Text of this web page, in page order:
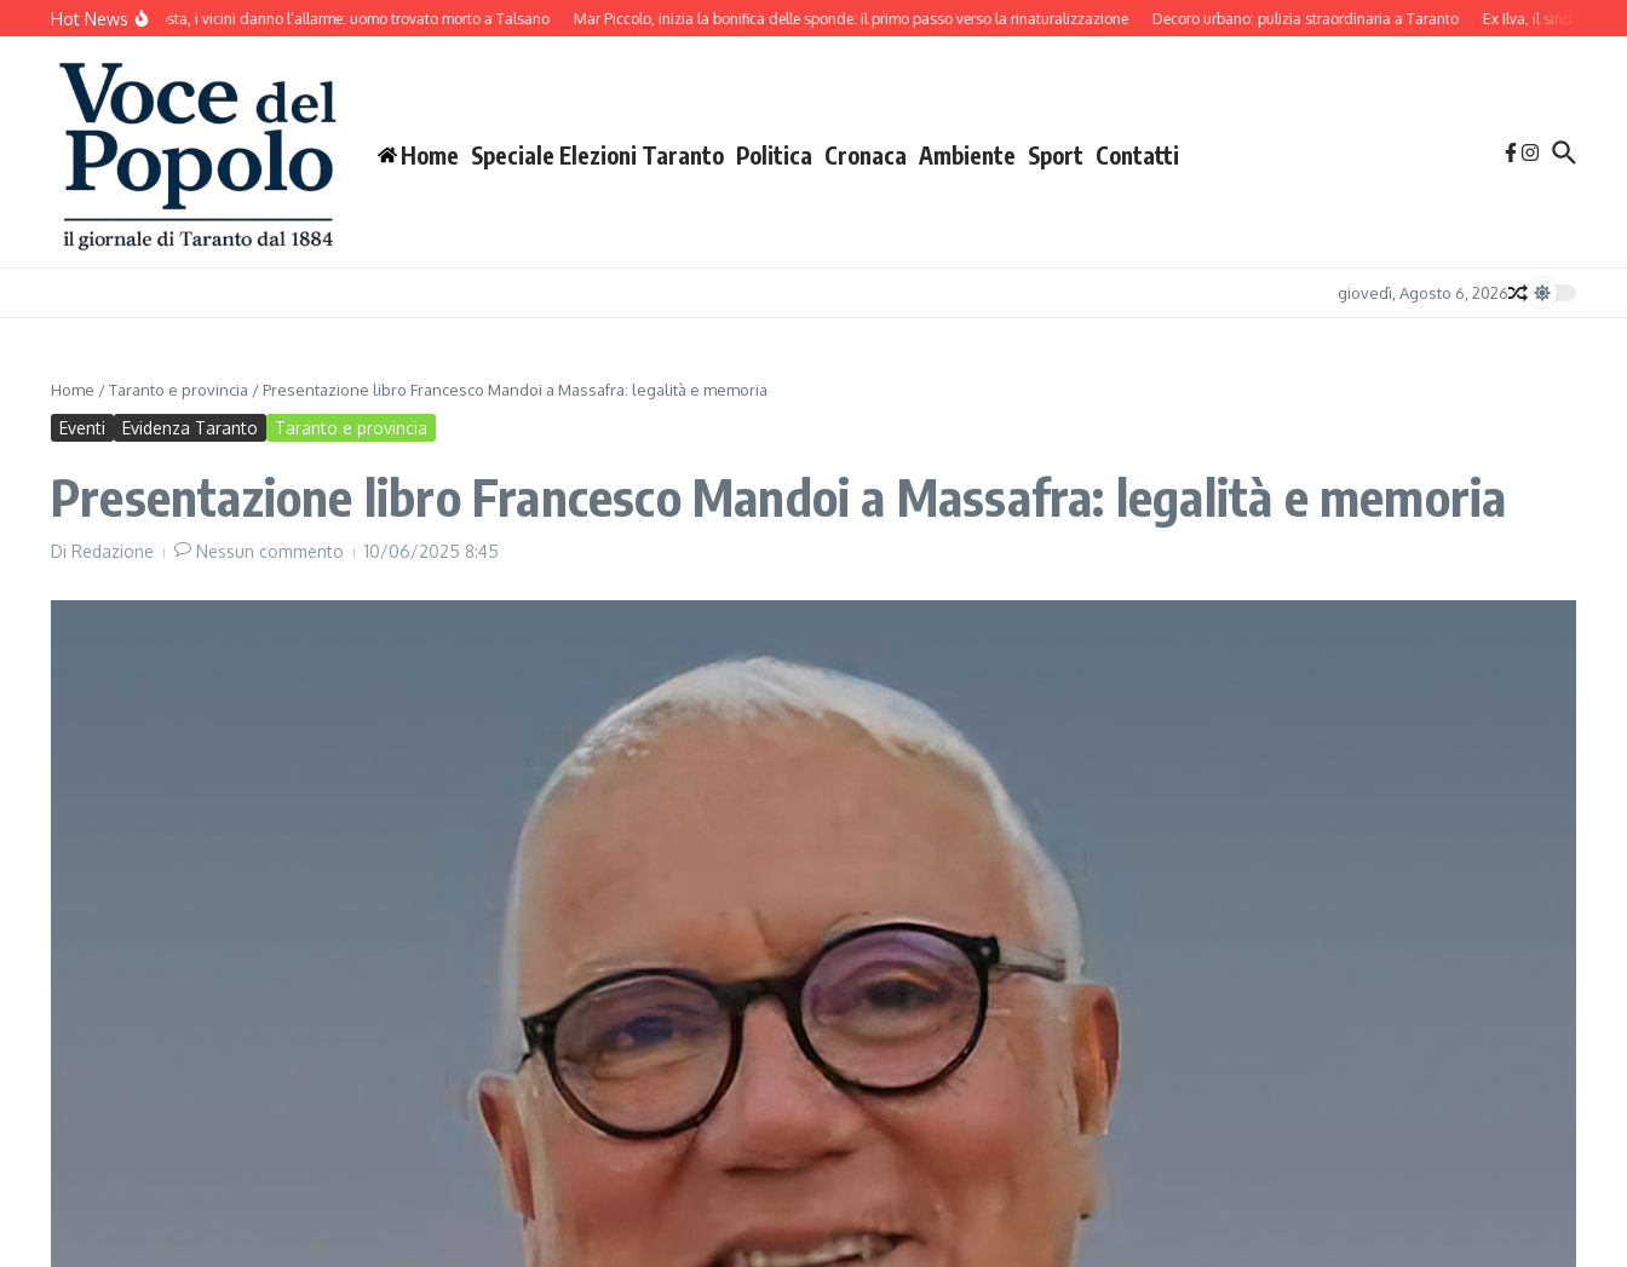
Salta al contenuto
Hot News
senza sosta, i vicini danno l’allarme: uomo trovato morto a Talsano Mar Piccolo, inizia la bonifica delle sponde: il primo passo verso la rinaturalizzazione Decoro urbano: pulizia straordinaria a Taranto Ex Ilva, il sindaco di Taranto
Home Speciale Elezioni Taranto Politica Cronaca Ambiente Sport Contatti
giovedì, Agosto 6, 2026
Home /Taranto e provincia / Presentazione libro Francesco Mandoi a Massafra: legalità e memoria
Eventi Evidenza Taranto Taranto e provincia
Presentazione libro Francesco Mandoi a Massafra: legalità e memoria
Di Redazione Nessun commento 10/06/2025 8:45